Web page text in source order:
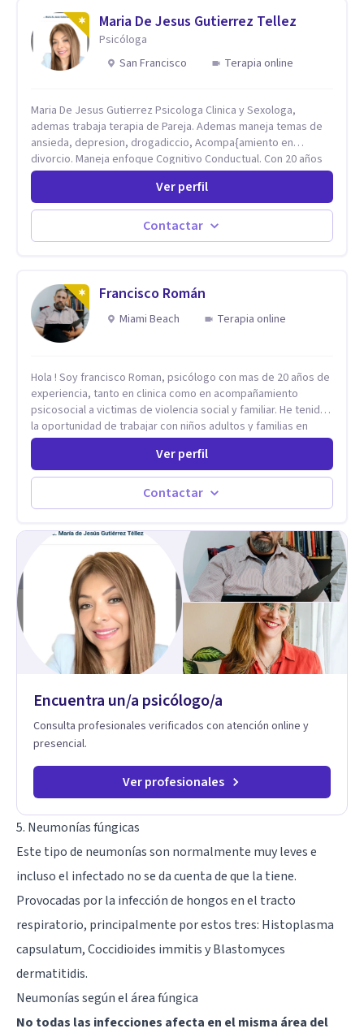
Maria De Jesus Gutierrez Tellez
Psicóloga
San Francisco
Terapia online
Maria De Jesus Gutierrez Psicologa Clinica y Sexologa,
ademas trabaja terapia de Pareja. Ademas maneja temas de
ansieda, depresion, drogadiccio, Acompa{amiento en
divorcio. Maneja enfoque Cognitivo Conductual. Con 20 años
de experiencia, constantemente capacitandose en las
diferntes areas de la Salud Mental.
Ver perfil
Contactar
Francisco Román
Miami Beach Terapia online
Hola ! Soy francisco Roman, psicólogo con mas de 20 años de
experiencia, tanto en clinica como en acompañamiento
psicosocial a victimas de violencia social y familiar. He tenido
la oportunidad de trabajar con niños adultos y familias en
todos los espacios y esto me ha dado un una variedad de
aprendizajes que ahora pongo a tu disposicion. En la
actualidad puedo atenderte de manera presencial y/o virtual,
de lunes a sabado. el costo de cada sesión lo acordamos en
el primer contacto
Ver perfil
Contactar
Encuentra un/a psicólogo/a
Consulta profesionales verificados con atención online y
presencial.
Ver profesionales
5. Neumonías fúngicas
Este tipo de neumonías son normalmente muy leves e
incluso el infectado no se da cuenta de que la tiene.
Provocadas por la infección de hongos en el tracto
respiratorio, principalmente por estos tres: Histoplasma
capsulatum, Coccidioides immitis y Blastomyces
dermatitidis.
Neumonías según el área fúngica
No todas las infecciones afecta en el misma área del